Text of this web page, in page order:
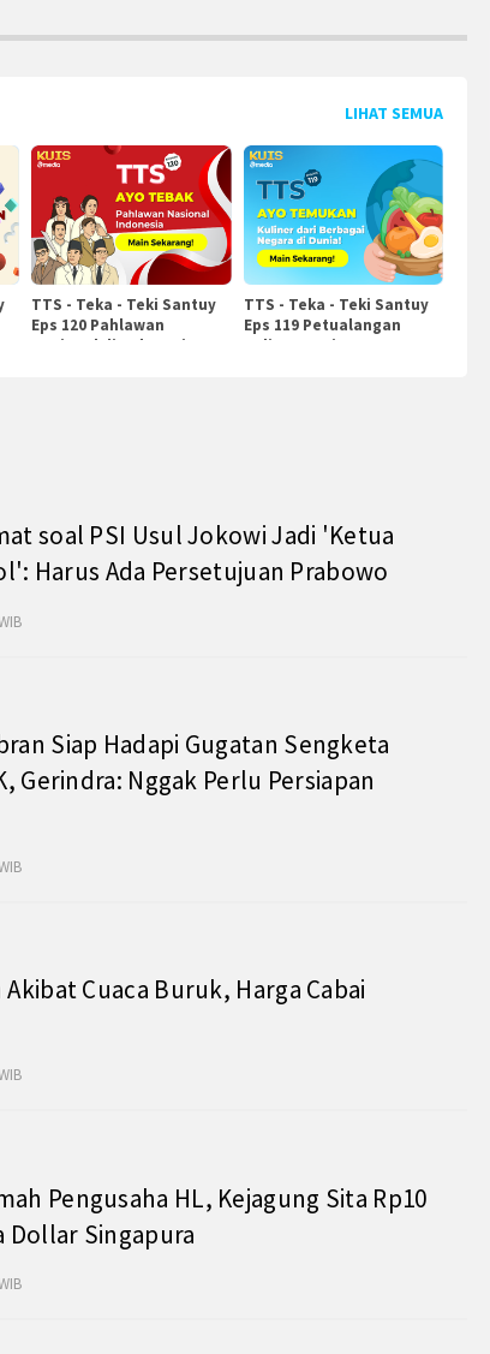
LIHAT SEMUA
TTS - Teka - Teki Santuy
Eps 120 Pahlawan
Nasional di Indonesia
TTS - Teka - Teki Santuy
Eps 119 Petualangan
Kuliner Dunia
soal PSI Usul Jokowi Jadi 'Ketua
Harus Ada Persetujuan Prabowo
Siap Hadapi Gugatan Sengketa
Gerindra: Nggak Perlu Persiapan
Akibat Cuaca Buruk, Harga Cabai
Pengusaha HL, Kejagung Sita Rp10
Dollar Singapura